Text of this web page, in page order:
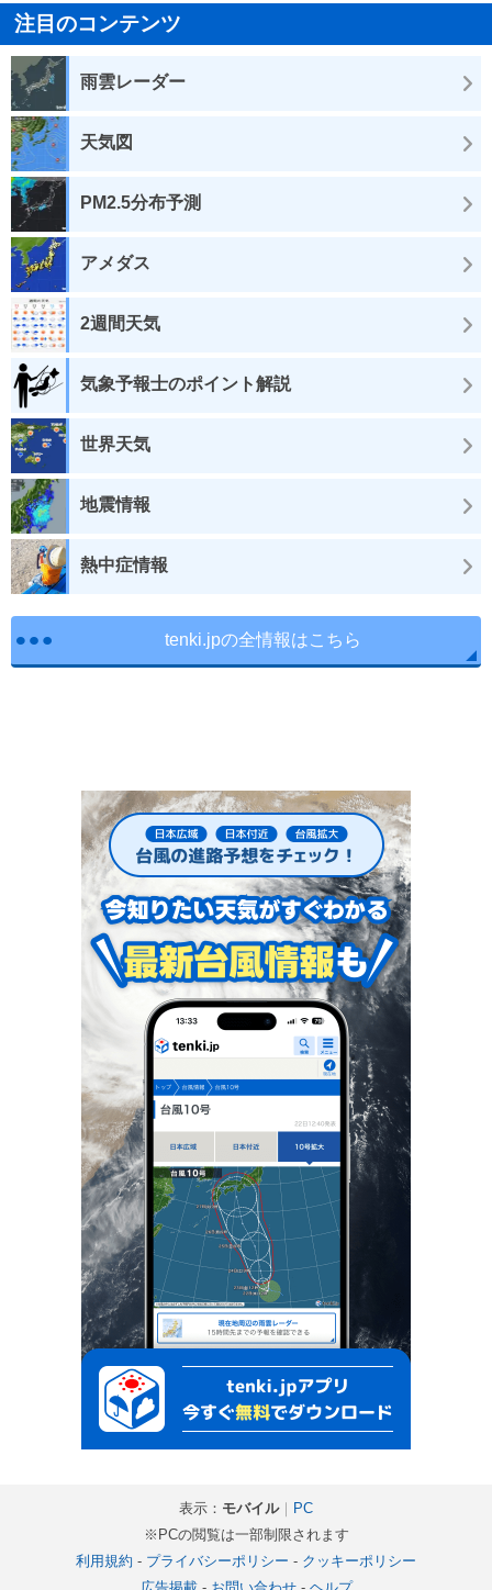
注目のコンテンツ
雨雲レーダー
天気図
PM2.5分布予測
アメダス
2週間天気
気象予報士のポイント解説
世界天気
地震情報
熱中症情報
tenki.jpの全情報はこちら
表示： モバイル｜ PC
※PCの閲覧は一部制限されます
利用規約 - プライバシーポリシー - クッキーポリシー